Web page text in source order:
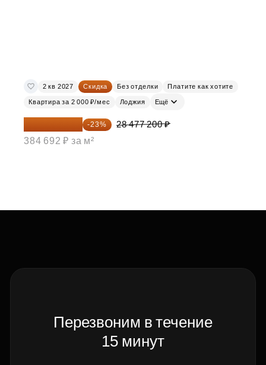
2 кв 2027 Скидка Без отделки Платите как хотите
Квартира за 2 000 ₽/мес Лоджия Ещё
21 927 444 ₽ -23%
28 477 200 ₽
384 692 ₽ за м²
Перезвоним в течение
15 минут